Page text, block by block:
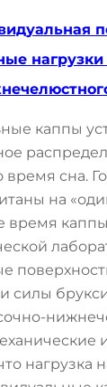
каппы
время сна.
на
время
силы
нагрузка